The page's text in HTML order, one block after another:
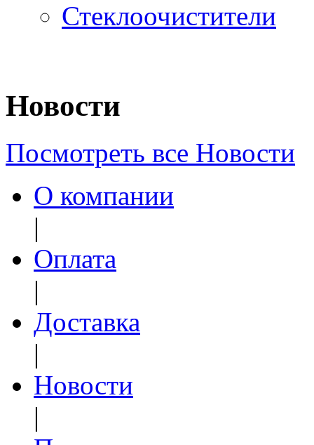
Стеклоочистители
Новости
Посмотреть все Новости
О компании
|
Оплата
|
Доставка
|
Новости
|